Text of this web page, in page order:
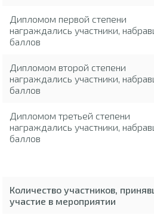
Дипломом первой степени
награждались участники,
баллов
Дипломом второй степени
награждались участники,
баллов
Дипломом третьей степени
награждались участники,
баллов
Количество участников,
участие в мероприятии